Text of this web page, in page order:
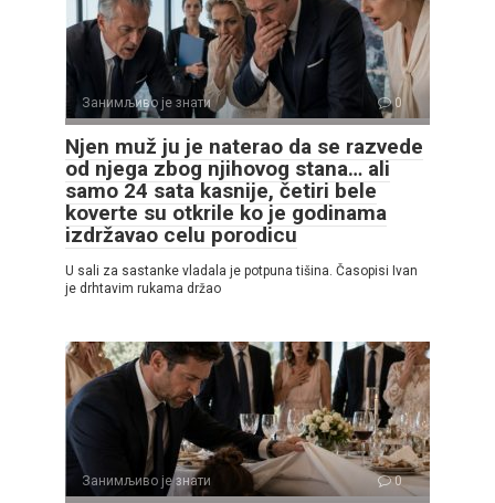
Занимљиво је знати 0
Njen muž ju je naterao da se razvede
od njega zbog njihovog stana… ali
samo 24 sata kasnije, četiri bele
koverte su otkrile ko je godinama
izdržavao celu porodicu
U sali za sastanke vladala je potpuna tišina. Časopisi Ivan
je drhtavim rukama držao
Занимљиво је знати 0